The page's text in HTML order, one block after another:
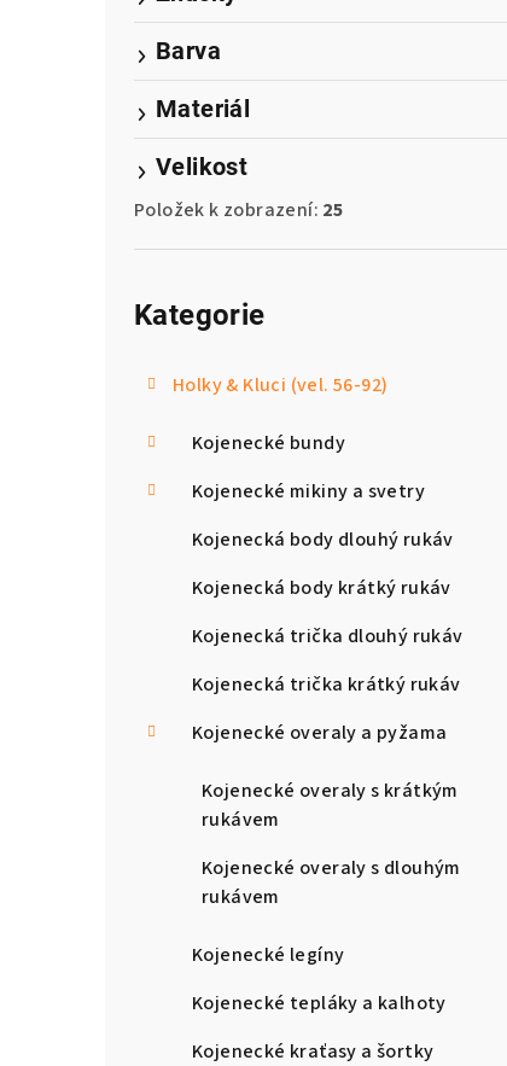
Barva
Materiál
Velikost
Položek k zobrazení: 25
Kategorie
Holky & Kluci (vel. 56-92)
Kojenecké bundy
Kojenecké mikiny a svetry
Kojenecká body dlouhý rukáv
Kojenecká body krátký rukáv
Kojenecká trička dlouhý rukáv
Kojenecká trička krátký rukáv
Kojenecké overaly a pyžama
Kojenecké overaly s krátkým
rukávem
Kojenecké overaly s dlouhým
rukávem
Kojenecké legíny
Kojenecké tepláky a kalhoty
Kojenecké kraťasy a šortky